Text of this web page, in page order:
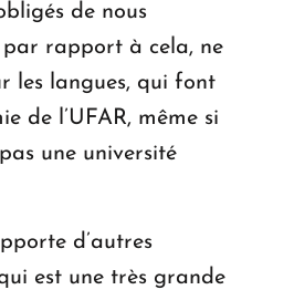
de nous
par rapport à cela, ne
les langues, qui font
de l’UFAR, même si
une université
d’autres
est une très grande